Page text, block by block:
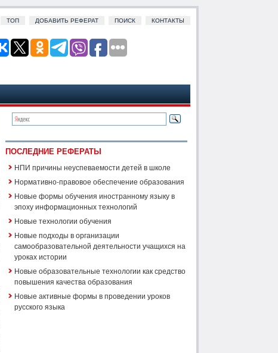
ТОП ДОБАВИТЬ РЕФЕРАТ ПОИСК КОНТАКТЫ
ПОСЛЕДНИЕ РЕФЕРАТЫ
НПИ причины неуспеваемости детей в школе
Нормативно-правовое обеспечение образования
Новые формы обучения иностранному языку в
эпоху информационных технологий
Новые технологии обучения
Новые подходы в организации
самообразовательной деятельности учащихся на
уроках истории
Новые образовательные технологии как средство
повышения качества образования
Новые активные формы в проведении уроков
русского языка